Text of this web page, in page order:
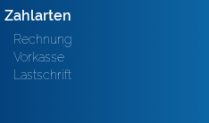
Zahlarten
Rechnung
Vorkasse
Lastschrift